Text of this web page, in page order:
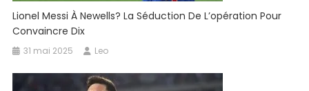
Lionel Messi À Newells? La Séduction De L’opération Pour
Convaincre Dix
31 mai 2025 Leo